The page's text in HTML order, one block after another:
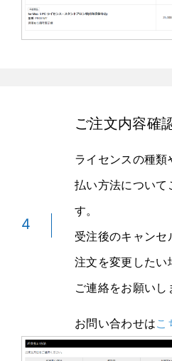
4
ご注文内容確
ライセンスの種類
払い方法について
す。
受注後のキャン
注文を変更したい
ご連絡をお願いし
お問い合わせはこ